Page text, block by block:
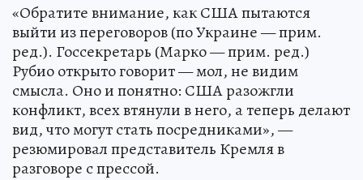
«Обратите внимание, как США пытаются
выйти из переговоров (по Украине — прим.
ред.). Госсекретарь (Марко — прим. ред.)
Рубио открыто говорит — мол, не видим
смысла. Оно и понятно: США разожгли
конфликт, всех втянули в него, а теперь делают
вид, что могут стать посредниками», —
резюмировал представитель Кремля в
разговоре с прессой.